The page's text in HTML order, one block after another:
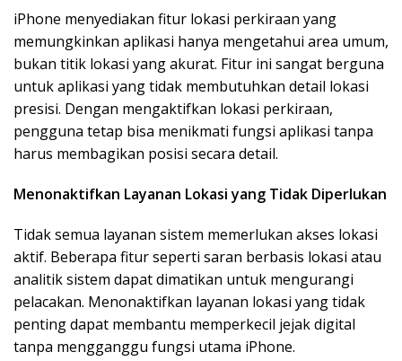
iPhone menyediakan fitur lokasi perkiraan yang
memungkinkan aplikasi hanya mengetahui area umum,
bukan titik lokasi yang akurat. Fitur ini sangat berguna
untuk aplikasi yang tidak membutuhkan detail lokasi
presisi. Dengan mengaktifkan lokasi perkiraan,
pengguna tetap bisa menikmati fungsi aplikasi tanpa
harus membagikan posisi secara detail.
Menonaktifkan Layanan Lokasi yang Tidak Diperlukan
Tidak semua layanan sistem memerlukan akses lokasi
aktif. Beberapa fitur seperti saran berbasis lokasi atau
analitik sistem dapat dimatikan untuk mengurangi
pelacakan. Menonaktifkan layanan lokasi yang tidak
penting dapat membantu memperkecil jejak digital
tanpa mengganggu fungsi utama iPhone.